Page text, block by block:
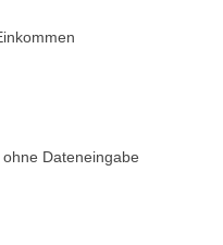
Dateneingabe